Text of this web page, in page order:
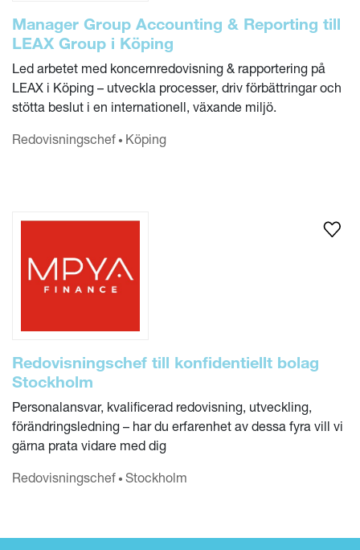
Manager Group Accounting & Reporting till
LEAX Group i Köping
Led arbetet med koncernredovisning & rapportering på
LEAX i Köping – utveckla processer, driv förbättringar och
stötta beslut i en internationell, växande miljö.
Redovisnings­chef • Köping
Redovisningschef till konfidentiellt bolag
Stockholm
Personalansvar, kvalificerad redovisning, utveckling,
förändringsledning – har du erfarenhet av dessa fyra vill vi
gärna prata vidare med dig
Redovisnings­chef • Stockholm